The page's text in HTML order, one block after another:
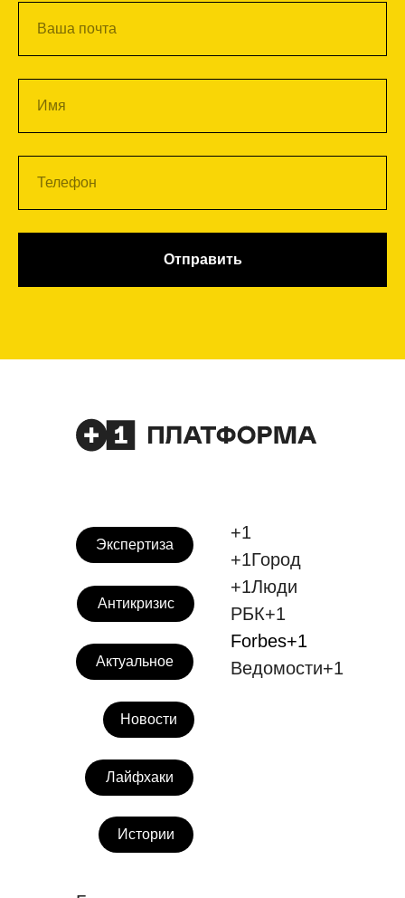
Отправить
Экспертиза
Антикризис
Актуальное
Новости
Лайфхаки
Истории
+1
+1Город
+1Люди
РБК+1
Forbes+1
Ведомости+1